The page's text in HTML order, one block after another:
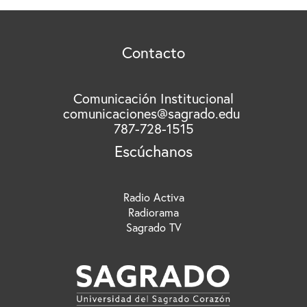
c
Contacto
Comunicación Institucional
comunicaciones@sagrado.edu
787-728-1515
Escúchanos
Radio Activa
Radiorama
Sagrado TV